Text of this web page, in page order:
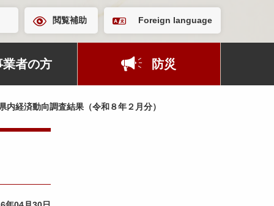
閲覧補助 Foreign language
業者の方 防災
内経済動向調査結果（令和８年２月分）